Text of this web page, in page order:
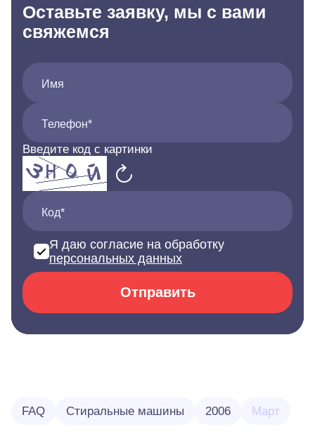
Оставьте заявку, мы с вами
свяжемся
Имя
Телефон*
Введите код с картинки
Код*
Я даю согласие на обработку
персональных данных
Отправить
FAQ Стиральные машины 2006 Март